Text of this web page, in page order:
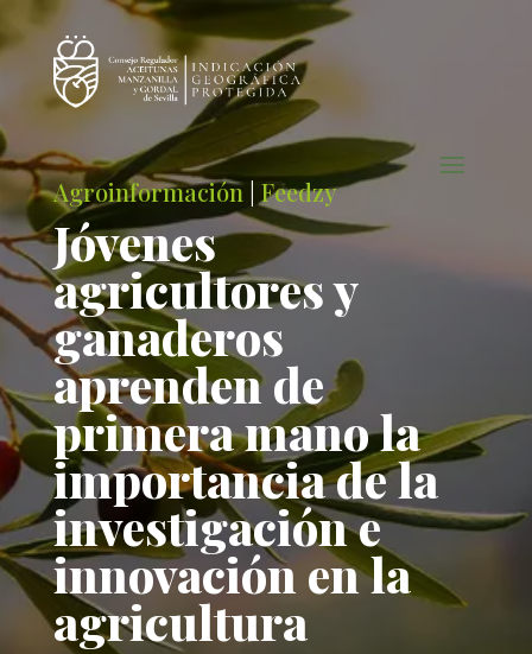
Agroinformación Feedzy
Jóvenes
agricultores y
ganaderos
aprenden de
primera mano la
importancia de la
investigación e
innovación en la
agricultura